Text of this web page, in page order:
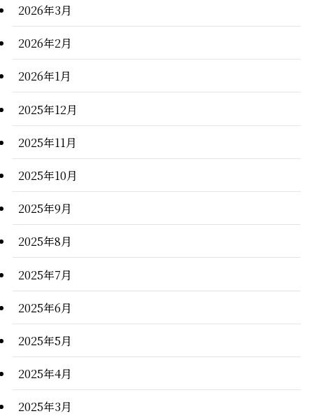
2026年3月
2026年2月
2026年1月
2025年12月
2025年11月
2025年10月
2025年9月
2025年8月
2025年7月
2025年6月
2025年5月
2025年4月
2025年3月